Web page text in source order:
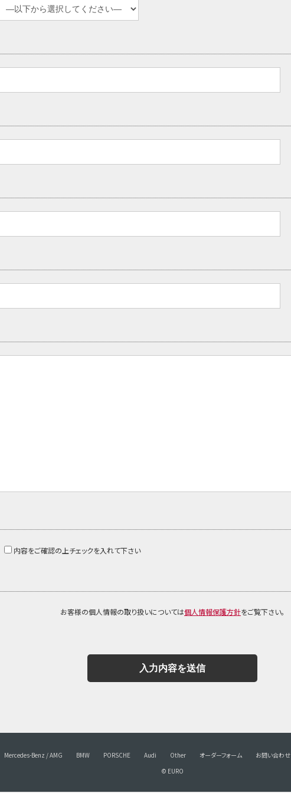
内容をご確認の上チェックを入れて下さい
お客様の個人情報の取り扱いについては個人情報保護方針をご覧下さい。
Mercedes-Benz / AMG BMW PORSCHE Audi Other オーダーフォーム お問い合わせ
© EURO